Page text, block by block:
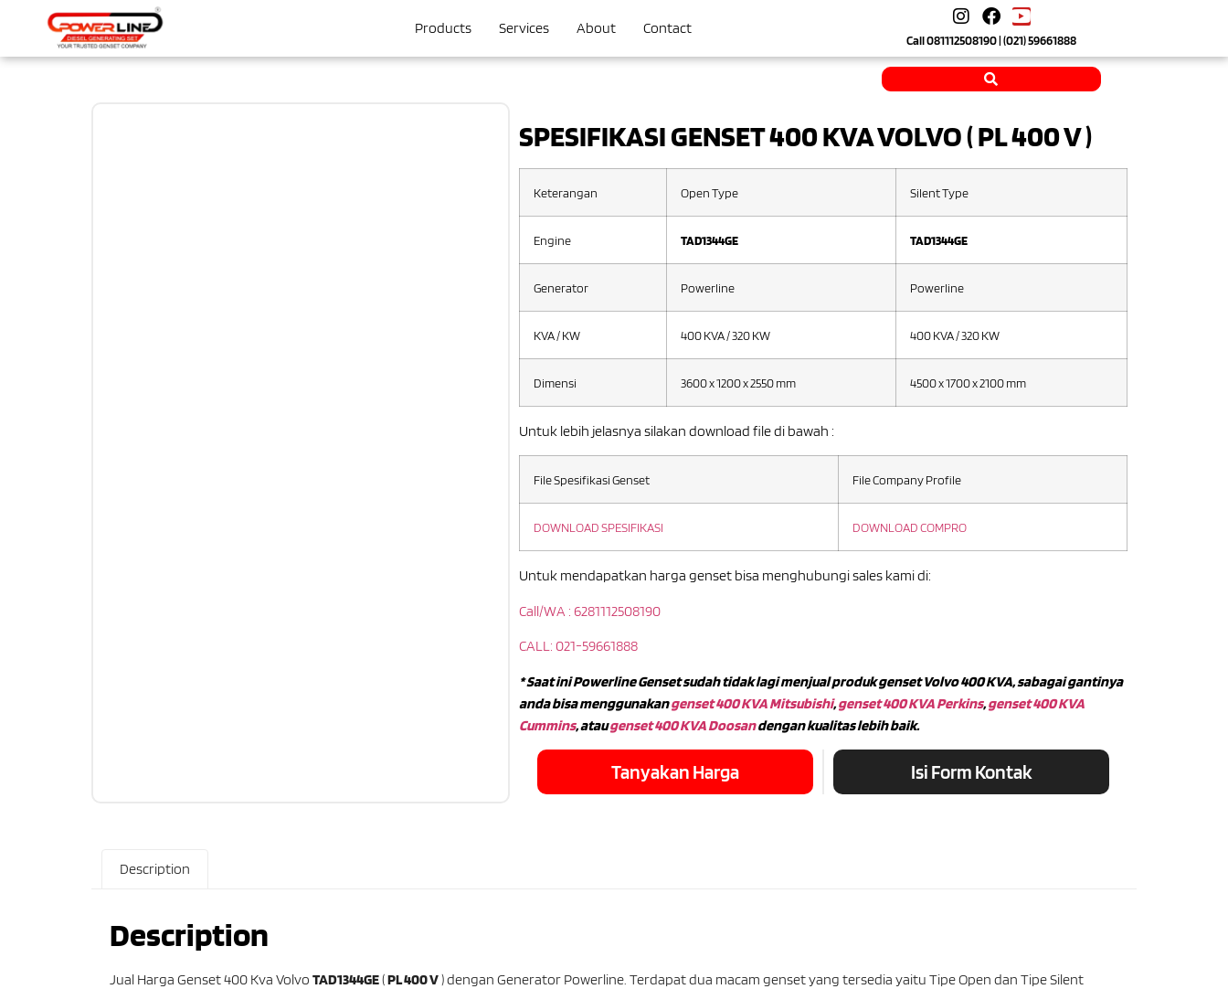
Products Services About Contact
Call081112508190| (021) 59661888
SPESIFIKASI GENSET 400 KVA VOLVO ( PL 400 V )
Keterangan Open Type Silent Type
Engine TAD1344GE TAD1344GE
Generator Powerline Powerline
KVA / KW 400 KVA / 320 KW 400 KVA / 320 KW
Dimensi 3600 x 1200 x 2550 mm 4500 x 1700 x 2100 mm
Untuk lebih jelasnya silakan download file di bawah :
File Spesifikasi Genset File Company Profile
DOWNLOAD SPESIFIKASI DOWNLOAD COMPRO
Untuk mendapatkan harga genset bisa menghubungi sales kami di:
Call/WA : 6281112508190
CALL: 021-59661888
* Saat ini Powerline Genset sudah tidak lagi menjual produk genset Volvo 400 KVA, sabagai gantinya
anda bisa menggunakangenset 400 KVA Mitsubishi,genset 400 KVA Perkins,genset 400 KVA
Cummins, ataugenset 400 KVA Doosandengan kualitas lebih baik.
Tanyakan Harga Isi Form Kontak
Description
Description
Jual Harga Genset 400 Kva Volvo TAD1344GE(PL 400 V) dengan Generator Powerline. Terdapat dua macam genset yang tersedia yaitu Tipe Open dan Tipe Silent